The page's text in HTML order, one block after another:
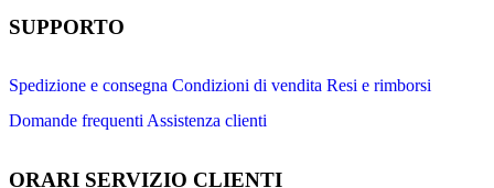
SUPPORTO
Spedizione e consegna Condizioni di vendita Resi e rimborsi
Domande frequenti Assistenza clienti
ORARI SERVIZIO CLIENTI